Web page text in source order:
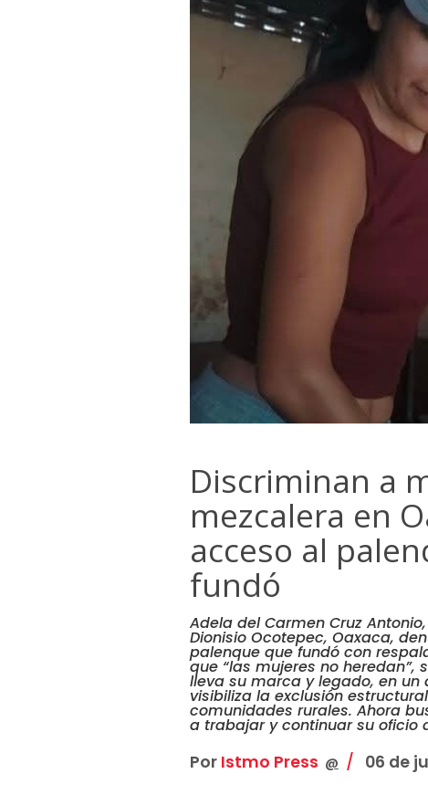
Discriminan a
mezcalera en
acceso al
fundó
Adela del Carmen Cruz
Dionisio Ocotepec, Oaxaca,
palenque que fundó con
que “las mujeres no
lleva su marca y legado, en
visibiliza la exclusión
comunidades rurales. Ahora
a trabajar y continuar su oficio
Por Istmo Press @ 06 de